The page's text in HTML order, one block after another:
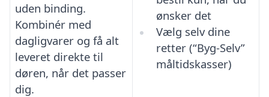
uden binding.
Kombinér med
dagligvarer og få alt
leveret direkte til
døren, når det passer
dig.
ønsker det
Vælg selv dine
retter (“Byg-Selv”
måltidskasser)